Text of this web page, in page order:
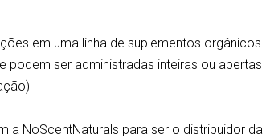
em uma linha de suplementos orgânicos
ser administradas inteiras ou abertas
a NoScentNaturals para ser o distribuidor da